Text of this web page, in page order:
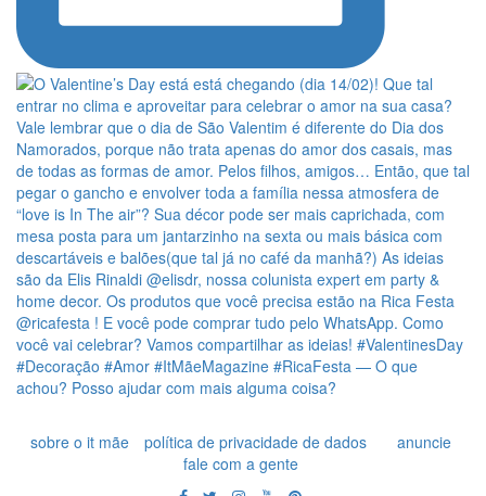
sobre o it mãe política de privacidade de dados
anuncie
fale com a gente